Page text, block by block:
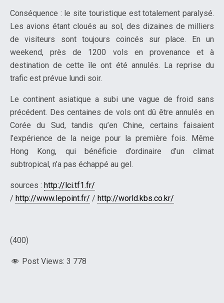
Conséquence : le site touristique est totalement paralysé.
Les avions étant cloués au sol, des dizaines de milliers
de visiteurs sont toujours coincés sur place. En un
weekend, près de 1200 vols en provenance et à
destination de cette île ont été annulés. La reprise du
trafic est prévue lundi soir.
Le continent asiatique a subi une vague de froid sans
précédent. Des centaines de vols ont dû être annulés en
Corée du Sud, tandis qu’en Chine, certains faisaient
l’expérience de la neige pour la première fois. Même
Hong Kong, qui bénéficie d’ordinaire d’un climat
subtropical, n’a pas échappé au gel.
sources : http://lci.tf1.fr/
/ http://www.lepoint.fr/ / http://world.kbs.co.kr/
(400)
Post Views: 3 778